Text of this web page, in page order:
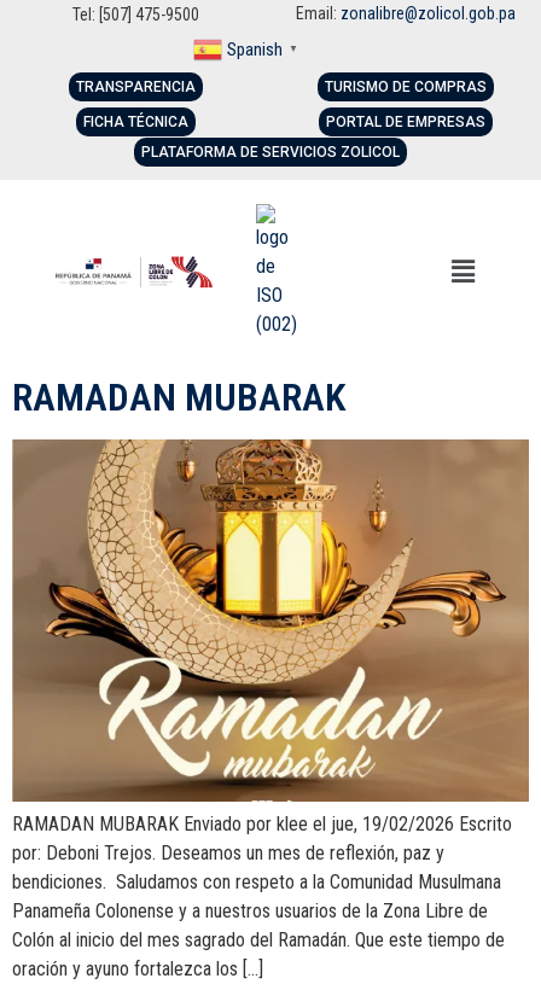
Tel: [507] 475-9500 Email: zonalibre@zolicol.gob.pa
Spanish ▼
TRANSPARENCIA
FICHA TÉCNICA
TURISMO DE COMPRAS
PORTAL DE EMPRESAS
PLATAFORMA DE SERVICIOS ZOLICOL
RAMADAN MUBARAK
RAMADAN MUBARAK Enviado por klee el jue, 19/02/2026 Escrito
por: Deboni Trejos. Deseamos un mes de reflexión, paz y
bendiciones. Saludamos con respeto a la Comunidad Musulmana
Panameña Colonense y a nuestros usuarios de la Zona Libre de
Colón al inicio del mes sagrado del Ramadán. Que este tiempo de
oración y ayuno fortalezca los […]